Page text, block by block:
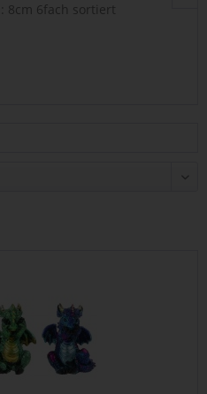
8cm 6fach sortiert